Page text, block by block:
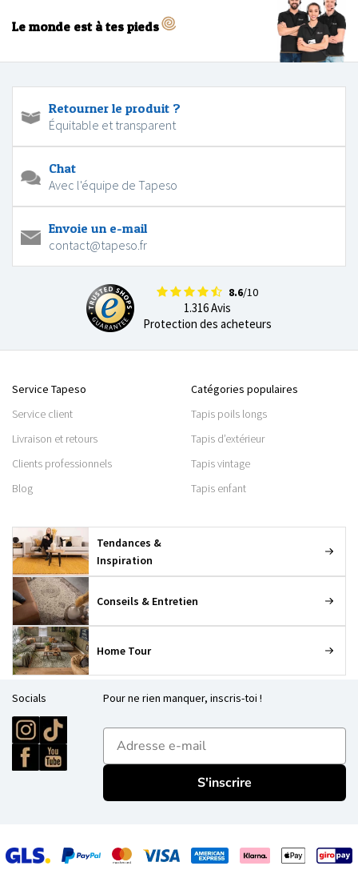
Le monde est à tes pieds
Retourner le produit ?
Équitable et transparent
Chat
Avec l'équipe de Tapeso
Envoie un e-mail
contact@tapeso.fr
8.6/10
1.316 Avis
Protection des acheteurs
Service Tapeso
Service client
Livraison et retours
Clients professionnels
Blog
Catégories populaires
Tapis poils longs
Tapis d’extérieur
Tapis vintage
Tapis enfant
Tendances &
Inspiration
Conseils & Entretien
Home Tour
Socials Pour ne rien manquer, inscris-toi !
E-mailadres
S'inscrire